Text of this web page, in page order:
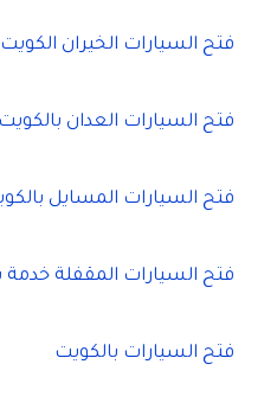
فتح السيارات الخيران الكويت
فتح السيارات العدان بالكويت
فتح السيارات المسايل
فتح السيارات المقفلة
فتح السيارات بالكويت